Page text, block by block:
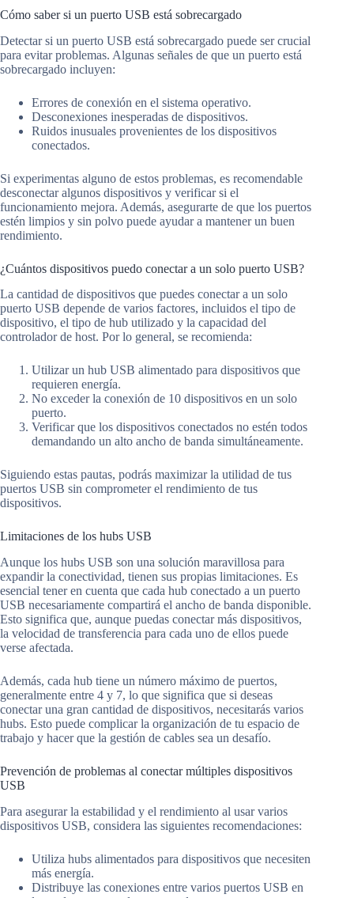
Cómo saber si un puerto USB está sobrecargado
Detectar si un puerto USB está sobrecargado puede ser crucial
para evitar problemas. Algunas señales de que un puerto está
sobrecargado incluyen:
Errores de conexión en el sistema operativo.
Desconexiones inesperadas de dispositivos.
Ruidos inusuales provenientes de los dispositivos
conectados.
Si experimentas alguno de estos problemas, es recomendable
desconectar algunos dispositivos y verificar si el
funcionamiento mejora. Además, asegurarte de que los puertos
estén limpios y sin polvo puede ayudar a mantener un buen
rendimiento.
¿Cuántos dispositivos puedo conectar a un solo puerto USB?
La cantidad de dispositivos que puedes conectar a un solo
puerto USB depende de varios factores, incluidos el tipo de
dispositivo, el tipo de hub utilizado y la capacidad del
controlador de host. Por lo general, se recomienda:
Utilizar un hub USB alimentado para dispositivos que
requieren energía.
No exceder la conexión de 10 dispositivos en un solo
puerto.
Verificar que los dispositivos conectados no estén todos
demandando un alto ancho de banda simultáneamente.
Siguiendo estas pautas, podrás maximizar la utilidad de tus
puertos USB sin comprometer el rendimiento de tus
dispositivos.
Limitaciones de los hubs USB
Aunque los hubs USB son una solución maravillosa para
expandir la conectividad, tienen sus propias limitaciones. Es
esencial tener en cuenta que cada hub conectado a un puerto
USB necesariamente compartirá el ancho de banda disponible.
Esto significa que, aunque puedas conectar más dispositivos,
la velocidad de transferencia para cada uno de ellos puede
verse afectada.
Además, cada hub tiene un número máximo de puertos,
generalmente entre 4 y 7, lo que significa que si deseas
conectar una gran cantidad de dispositivos, necesitarás varios
hubs. Esto puede complicar la organización de tu espacio de
trabajo y hacer que la gestión de cables sea un desafío.
Prevención de problemas al conectar múltiples dispositivos
USB
Para asegurar la estabilidad y el rendimiento al usar varios
dispositivos USB, considera las siguientes recomendaciones:
Utiliza hubs alimentados para dispositivos que necesiten
más energía.
Distribuye las conexiones entre varios puertos USB en